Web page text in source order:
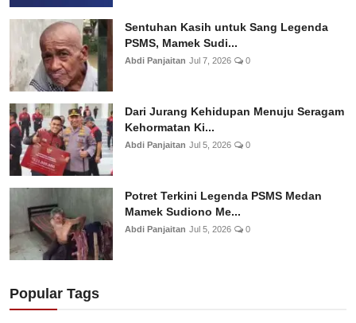
Sentuhan Kasih untuk Sang Legenda
PSMS, Mamek Sudi...
Abdi Panjaitan Jul 7, 2026 0
Dari Jurang Kehidupan Menuju Seragam
Kehormatan Ki...
Abdi Panjaitan Jul 5, 2026 0
Potret Terkini Legenda PSMS Medan
Mamek Sudiono Me...
Abdi Panjaitan Jul 5, 2026 0
Popular Tags